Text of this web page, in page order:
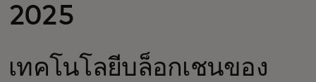
ข่าวสารและแนวโน้ม
2025
เทคโนโลยีบล็อกเชนของ